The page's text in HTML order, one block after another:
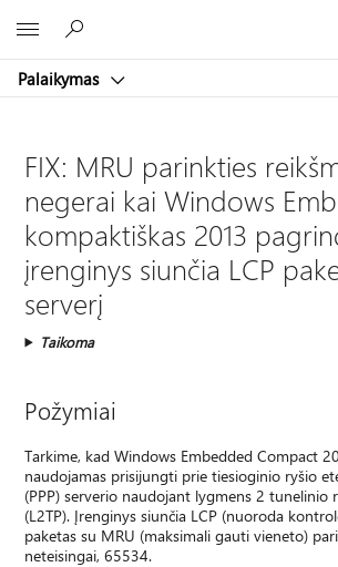
Palaikymas
FIX: MRU parinkties
negerai kai Windows
kompaktiškas 2013
įrenginys siunčia LCP
serverį
Taikoma
Požymiai
Tarkime, kad Windows Embedded Compact
naudojamas prisijungti prie tiesioginio ryšio
(PPP) serverio naudojant lygmens 2 tunelinio
(L2TP). Įrenginys siunčia LCP (nuoroda
paketas su MRU (maksimali gauti vieneto)
neteisingai, 65534.